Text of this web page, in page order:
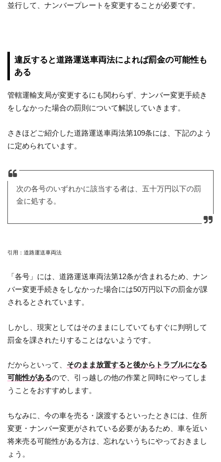
並行して、ナンバープレートを変更することが必要です。
違反すると道路運送車両法によれば罰金の可能性も
ある
管轄運輸支局が変更するにも関わらず、ナンバー変更手続き
をしなかった場合の罰則について解説していきます。
さきほどご紹介した道路運送車両法第109条には、下記のよう
に定められています。
次の各号のいずれかに該当する者は、五十万円以下の罰
金に処する。
引用：道路運送車両法
「各号」には、道路運送車両法第12条が含まれるため、ナン
バー変更手続きをしなかった場合には50万円以下の罰金が課
されるとされています。
しかし、現実としてはそのままにしていてもすぐに判明して
罰金を課されたりすることはないようです。
だからといって、 そのまま放置すると後からトラブルになる
可能性があるので、引っ越しの他の作業と同時にやってしま
うことをおすすめします。
ちなみに、今の車を売る・譲渡するといったときには、住所
変更・ナンバー変更がされている必要があるため、車を近い
将来売る可能性がある方は、忘れないうちにやっておきまし
ょう。